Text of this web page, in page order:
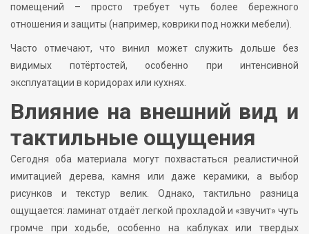
помещений – просто требует чуть более бережного
отношения и защиты (например, коврики под ножки мебели).
Часто отмечают, что винил может служить дольше без
видимых потёртостей, особенно при интенсивной
эксплуатации в коридорах или кухнях.
Влияние на внешний вид и
тактильные ощущения
Сегодня оба материала могут похвастаться реалистичной
имитацией дерева, камня или даже керамики, а выбор
рисунков и текстур велик. Однако, тактильно разница
ощущается: ламинат отдаёт легкой прохладой и «звучит» чуть
громче при ходьбе, особенно на каблуках или твердых